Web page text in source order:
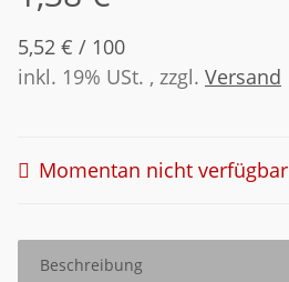
5,52 € / 100
inkl. 19% USt. , zzgl. Versand
Momentan nicht verfügbar
Beschreibung